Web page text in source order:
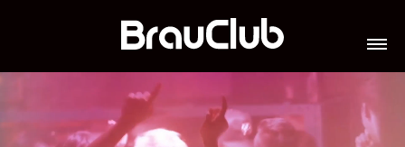
GALERIE
TEAM
VIP-LOUNGES
JOBS